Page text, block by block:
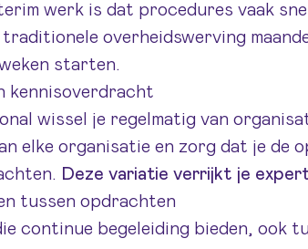
werk is dat procedures vaak
overheidswerving
starten.
kennisoverdracht
wissel je regelmatig van
elke organisatie en zorg dat je de
Deze variatie verrijkt je
tussen opdrachten
continue begeleiding bieden, ook